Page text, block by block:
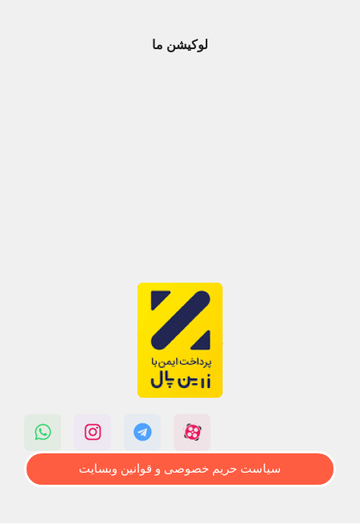
لوکیشن ما
سیاست حریم خصوصی و قوانین وبسایت